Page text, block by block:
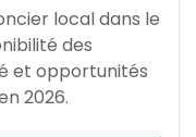
local dans le
des
et opportunités
2026.